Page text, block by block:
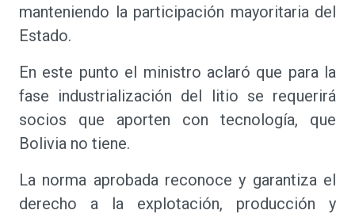
manteniendo la participación mayoritaria del
Estado.
En este punto el ministro aclaró que para la
fase industrialización del litio se requerirá
socios que aporten con tecnología, que
Bolivia no tiene.
La norma aprobada reconoce y garantiza el
derecho a la explotación, producción y